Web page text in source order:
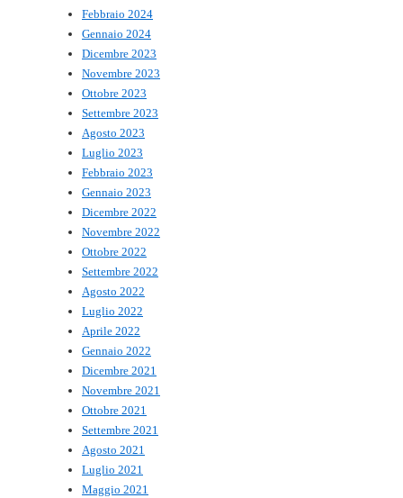
Febbraio 2024
Gennaio 2024
Dicembre 2023
Novembre 2023
Ottobre 2023
Settembre 2023
Agosto 2023
Luglio 2023
Febbraio 2023
Gennaio 2023
Dicembre 2022
Novembre 2022
Ottobre 2022
Settembre 2022
Agosto 2022
Luglio 2022
Aprile 2022
Gennaio 2022
Dicembre 2021
Novembre 2021
Ottobre 2021
Settembre 2021
Agosto 2021
Luglio 2021
Maggio 2021